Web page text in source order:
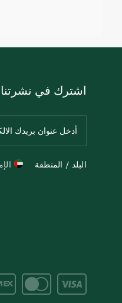
اشترك في نشرتنا
البلد / المنطقة